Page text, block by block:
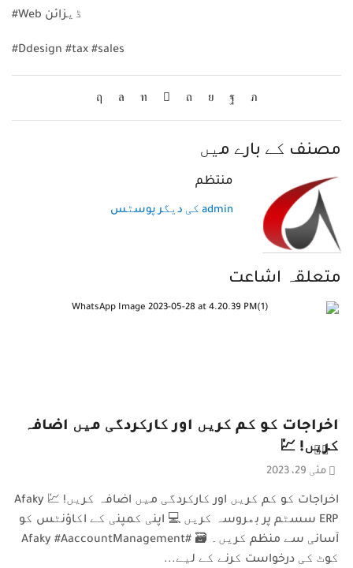
#Web ڈیزائن
#Ddesign #tax #sales
مصنف کے بارے میں
منتظم
admin کی دیگر پوسٹس
متعلقہ اشاعت
اخراجات کو کم کریں اور کارکردگی میں اضافہ
کریں! 💹
مئی 29، 2023
اخراجات کو کم کریں اور کارکردگی میں اضافہ کریں! 💹 Afaky
ERP سسٹم پر بھروسہ کریں 💻 اپنی کمپنی کے اکاؤنٹس کو
آسانی سے منظم کریں۔ 🗃️ #Afaky #AaccountManagement
کوٹ کی درخواست کرنے کے لیے...